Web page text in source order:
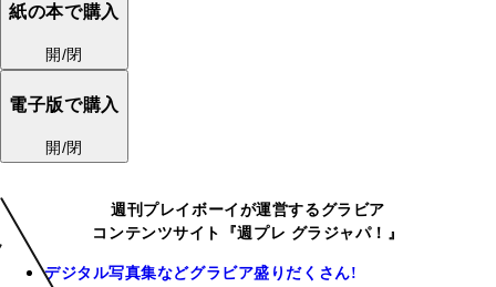
紙の本で購入
開/閉
電子版で購入
開/閉
週刊プレイボーイが運営するグラビア
コンテンツサイト『週プレ グラジャパ！』
デジタル写真集などグラビア盛りだくさん!